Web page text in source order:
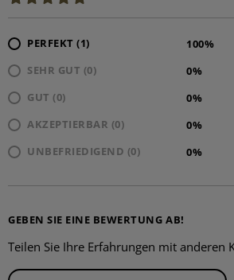
PERFEKT (1)
100%
SEHR GUT (0)
0%
GUT (0)
0%
AKZEPTIERBAR (0)
0%
UNBEFRIEDIGEND (0)
0%
GEBEN SIE EINE BEWERTUNG AB!
Teilen Sie Ihre Erfahrungen mit anderen